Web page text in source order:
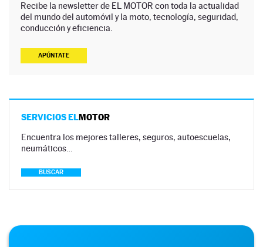
Recibe la newsletter de EL MOTOR con toda la actualidad
del mundo del automóvil y la moto, tecnología, seguridad,
conducción y eficiencia.
APÚNTATE
SERVICIOS ELMOTOR
Encuentra los mejores talleres, seguros, autoescuelas,
neumáticos…
BUSCAR